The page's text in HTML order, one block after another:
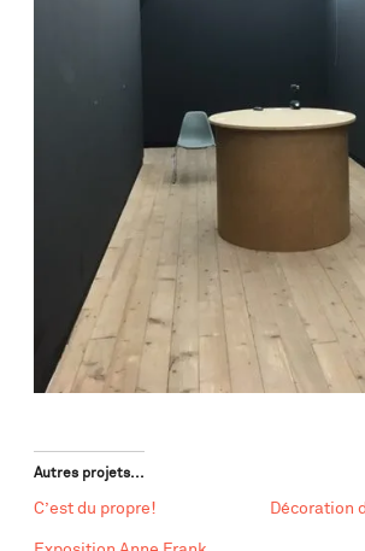
Autres projets...
C’est du propre! Décoration